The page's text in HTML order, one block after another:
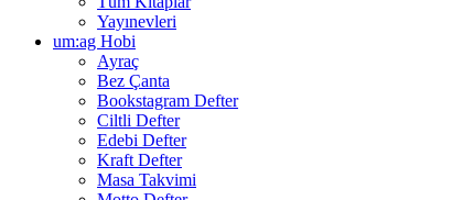
Yayınevleri
um:ag Hobi
Ayraç
Bez Çanta
Bookstagram Defter
Ciltli Defter
Edebi Defter
Kraft Defter
Masa Takvimi